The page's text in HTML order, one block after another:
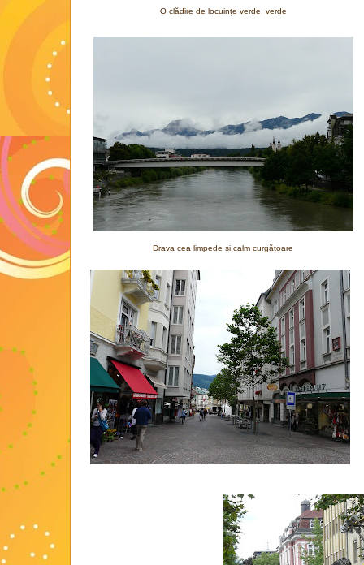
O clădire de locuințe verde, verde
Drava cea limpede si calm curgătoare